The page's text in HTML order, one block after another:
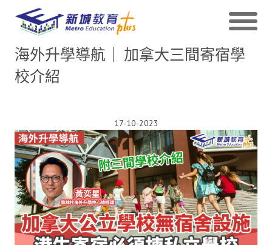
海外升學導航｜ 加拿大三間寄宿學
校介紹
17-10-2023